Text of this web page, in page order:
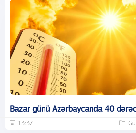
Bazar günü Azərbaycanda 40
13:37